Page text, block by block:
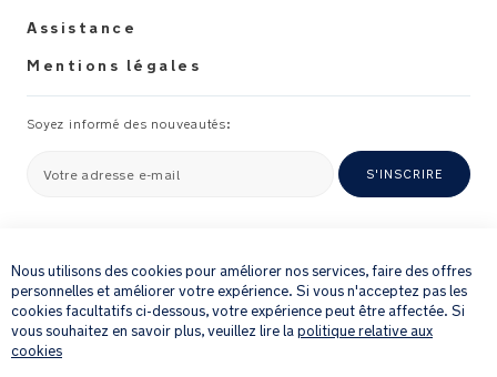
Assistance
Mentions légales
Soyez informé des nouveautés:
Votre adresse e-mail S'INSCRIRE
notre newsletter et des détails sur les produits et les offres qui pourraient
vous intéresser.
Pour plus de détails sur la manière dont nous traitons vos informations
personnelles, veuillez consulter notre
Politique de confidentialité
Nous utilisons des cookies pour améliorer nos services, faire des offres
personnelles et améliorer votre expérience. Si vous n'acceptez pas les
cookies facultatifs ci-dessous, votre expérience peut être affectée. Si
vous souhaitez en savoir plus, veuillez lire lapolitique relative aux
cookies